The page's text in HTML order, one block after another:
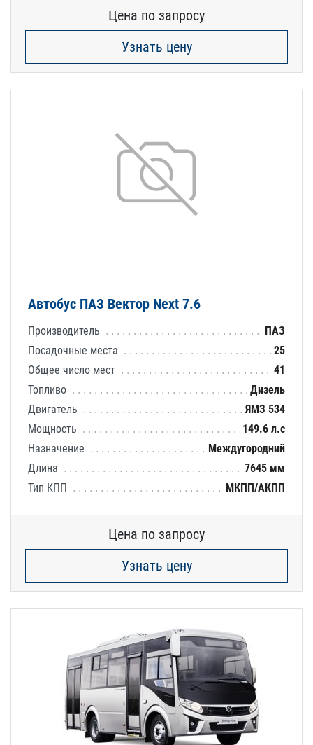
Цена по запросу
Узнать цену
Автобус ПАЗ Вектор Next 7.6
Производитель
ПАЗ
Посадочные места
25
Общее число мест
41
Топливо
Дизель
Двигатель
ЯМЗ 534
Мощность
149.6 л.с
Назначение
Междугородний
Длина
7645 мм
Тип КПП
МКПП/АКПП
Цена по запросу
Узнать цену